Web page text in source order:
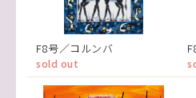
F8号／コルンバ
sold out